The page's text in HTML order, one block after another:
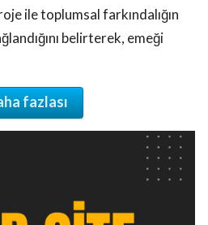
ile toplumsal farkındalığın
belirterek, emeği
fazlası